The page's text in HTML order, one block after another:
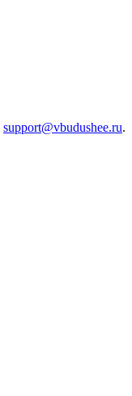
support@vbudushee.ru.